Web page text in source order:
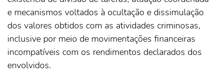
e mecanismos voltados à ocultação e dissimulação
dos valores obtidos com as atividades criminosas,
inclusive por meio de movimentações financeiras
incompatíveis com os rendimentos declarados dos
envolvidos.